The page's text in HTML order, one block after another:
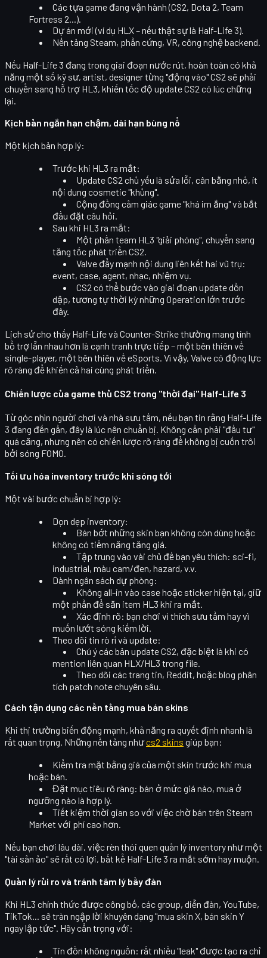
Các tựa game đang vận hành (CS2, Dota 2, Team
Fortress 2...).
Dự án mới (ví dụ HLX – nếu thật sự là Half-Life 3).
Nền tảng Steam, phần cứng, VR, công nghệ backend.
Nếu Half-Life 3 đang trong giai đoạn nước rút, hoàn toàn có khả
năng một số kỹ sư, artist, designer từng "động vào" CS2 sẽ phải
chuyển sang hỗ trợ HL3, khiến tốc độ update CS2 có lúc chững
lại.
Kịch bản ngắn hạn chậm, dài hạn bùng nổ
Một kịch bản hợp lý:
Trước khi HL3 ra mắt:
Update CS2 chủ yếu là sửa lỗi, cân bằng nhỏ, ít
nội dung cosmetic "khủng".
Cộng đồng cảm giác game "khá im ắng" và bắt
đầu đặt câu hỏi.
Sau khi HL3 ra mắt:
Một phần team HL3 "giải phóng", chuyển sang
tăng tốc phát triển CS2.
Valve đẩy mạnh nội dung liên kết hai vũ trụ:
event, case, agent, nhạc, nhiệm vụ.
CS2 có thể bước vào giai đoạn update dồn
dập, tương tự thời kỳ những Operation lớn trước
đây.
Lịch sử cho thấy Half-Life và Counter-Strike thường mang tính
bổ trợ lẫn nhau hơn là cạnh tranh trực tiếp – một bên thiên về
single-player, một bên thiên về eSports. Vì vậy, Valve có động lực
rõ ràng để khiến cả hai cùng phát triển.
Chiến lược của game thủ CS2 trong "thời đại" Half-Life 3
Từ góc nhìn người chơi và nhà sưu tầm, nếu bạn tin rằng Half-Life
3 đang đến gần, đây là lúc nên chuẩn bị. Không cần phải "đầu tư"
quá căng, nhưng nên có chiến lược rõ ràng để không bị cuốn trôi
bởi sóng FOMO.
Tối ưu hóa inventory trước khi sóng tới
Một vài bước chuẩn bị hợp lý:
Dọn dẹp inventory:
Bán bớt những skin bạn không còn dùng hoặc
không có tiềm năng tăng giá.
Tập trung vào vài chủ đề bạn yêu thích: sci-fi,
industrial, màu cam/đen, hazard, v.v.
Dành ngân sách dự phòng:
Không all-in vào case hoặc sticker hiện tại, giữ
một phần để săn item HL3 khi ra mắt.
Xác định rõ: bạn chơi vì thích sưu tầm hay vì
muốn lướt sóng kiếm lời.
Theo dõi tin rò rỉ và update:
Chú ý các bản update CS2, đặc biệt là khi có
mention liên quan HLX/HL3 trong file.
Theo dõi các trang tin, Reddit, hoặc blog phân
tích patch note chuyên sâu.
Cách tận dụng các nền tảng mua bán skins
Khi thị trường biến động mạnh, khả năng ra quyết định nhanh là
rất quan trọng. Những nền tảng nhưcs2 skins giúp bạn:
Kiểm tra mặt bằng giá của một skin trước khi mua
hoặc bán.
Đặt mục tiêu rõ ràng: bán ở mức giá nào, mua ở
ngưỡng nào là hợp lý.
Tiết kiệm thời gian so với việc chờ bán trên Steam
Market với phí cao hơn.
Nếu bạn chơi lâu dài, việc rèn thói quen quản lý inventory như một
"tài sản ảo" sẽ rất có lợi, bất kể Half-Life 3 ra mắt sớm hay muộn.
Quản lý rủi ro và tránh tâm lý bầy đàn
Khi HL3 chính thức được công bố, các group, diễn đàn, YouTube,
TikTok... sẽ tràn ngập lời khuyên dạng "mua skin X, bán skin Y
ngay lập tức". Hãy cẩn trọng với:
Tin đồn không nguồn: rất nhiều "leak" được tạo ra chỉ